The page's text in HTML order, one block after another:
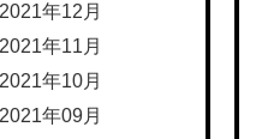
2021年12月
2021年11月
2021年10月
2021年09月